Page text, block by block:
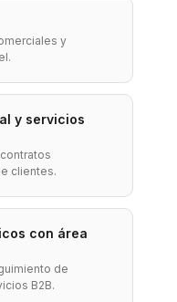
y
y servicios
clientes.
con área
de
B2B.